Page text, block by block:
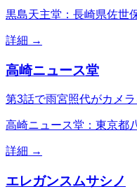
黒島天主堂：長崎県佐世
詳細 →
高崎ニュース堂
第3話で雨宮照代がカメ
高崎ニュース堂：東京都
詳細 →
エレガンスムサシノ